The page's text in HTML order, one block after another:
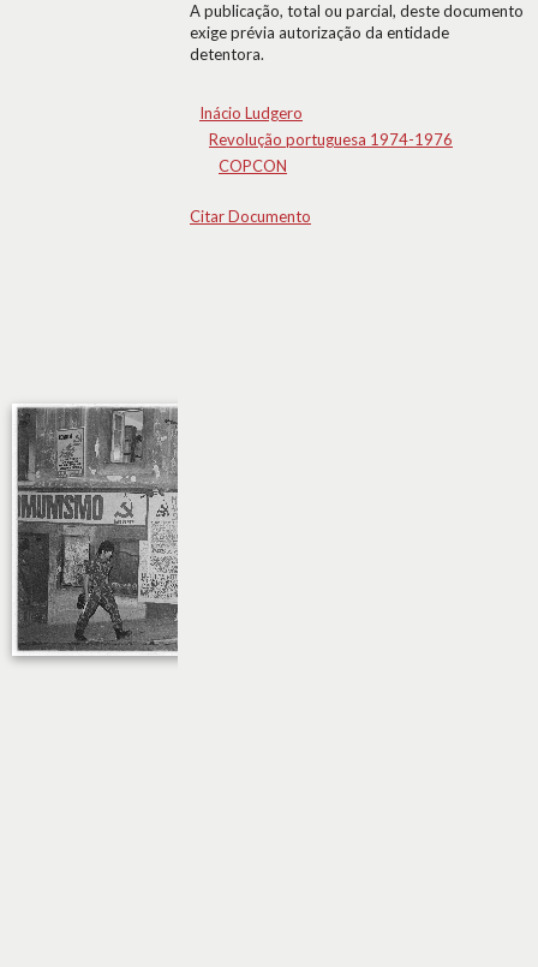
A publicação, total ou parcial, deste documento
exige prévia autorização da entidade
detentora.
Inácio Ludgero
Revolução portuguesa 1974-1976
COPCON
Citar Documento